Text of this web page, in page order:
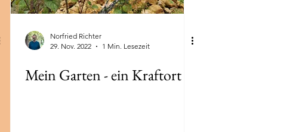
Norfried Richter
29. Nov. 2022
1 Min. Lesezeit
Mein Garten - ein Kraftort